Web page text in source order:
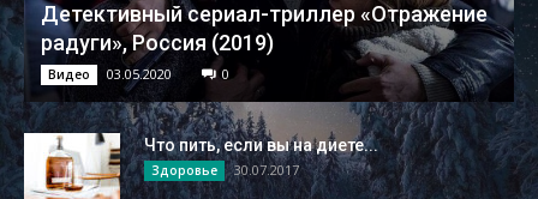
Детективный сериал-триллер «Отражение
радуги», Россия (2019)
Видео 03.05.2020 0
Что пить, если вы на диете...
Здоровье 30.07.2017